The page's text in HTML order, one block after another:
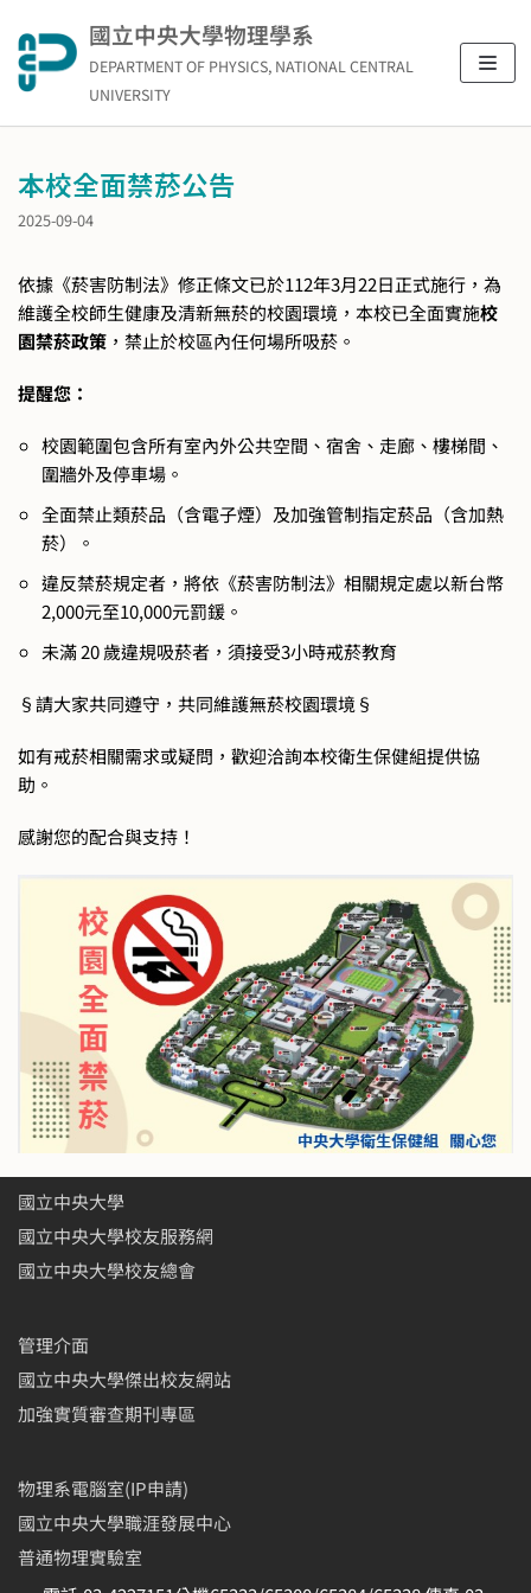
to
content
國立中央大學物理學系
DEPARTMENT OF PHYSICS, NATIONAL CENTRAL
UNIVERSITY
本校全面禁菸公告
2025-09-04
依據《菸害防制法》修正條文已於112年3月22日正式施行，為
維護全校師生健康及清新無菸的校園環境，本校已全面實施校
園禁菸政策 ，禁止於校區內任何場所吸菸。
提醒您：
校園範圍包含所有室內外公共空間、宿舍、走廊、樓梯間、
圍牆外及停車場。
全面禁止類菸品（含電子煙）及加強管制指定菸品（含加熱
菸）。
違反禁菸規定者，將依《菸害防制法》相關規定處以新台幣
2,000元至10,000元罰鍰。
未滿 20 歲違規吸菸者，須接受3小時戒菸教育
§請大家共同遵守，共同維護無菸校園環境§
如有戒菸相關需求或疑問，歡迎洽詢本校衛生保健組提供協
助。
感謝您的配合與支持！
國立中央大學
國立中央大學校友服務網
國立中央大學校友總會
管理介面
國立中央大學傑出校友網站
加強實質審查期刊專區
物理系電腦室(IP申請)
國立中央大學職涯發展中心
普通物理實驗室